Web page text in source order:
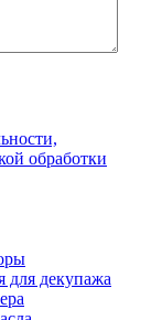
обработки
для декупажа